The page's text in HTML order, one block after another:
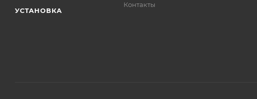
УСТАНОВКА
Контакты